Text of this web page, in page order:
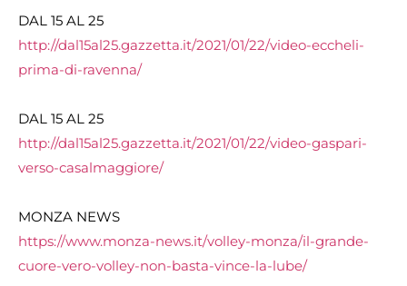
DAL 15 AL 25
http://dal15al25.gazzetta.it/2021/01/22/video-eccheli-
prima-di-ravenna/
DAL 15 AL 25
http://dal15al25.gazzetta.it/2021/01/22/video-gaspari-
verso-casalmaggiore/
MONZA NEWS
https://www.monza-news.it/volley-monza/il-grande-
cuore-vero-volley-non-basta-vince-la-lube/